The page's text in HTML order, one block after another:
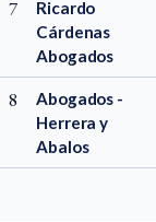
7
Ricardo
Cárdenas
Abogados
8
Abogados -
Herrera y
Abalos